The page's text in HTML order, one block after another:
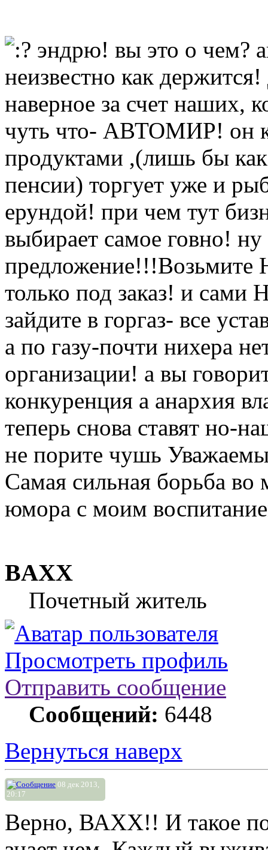
эндрю! вы это о чем?
неизвестно как
наверное за счет наших,
чуть что- АВТОМИР! он
продуктами ,(лишь бы
пенсии) торгует уже и
ерундой! при чем тут
выбирает самое говно!
предложение!!!Возьмите
только под заказ! и
зайдите в горгаз- все
а по газу-почти нихера
организации! а вы
конкуренция а анархия
теперь снова ставят но-
не порите чушь
Самая сильная борьба во
юмора с моим
BAXX
Почетный житель
Просмотреть профиль
Отправить сообщение
Сообщений: 6448
Вернуться наверх
08 дек 2013,
20:17
Верно, ВАХХ!! И такое